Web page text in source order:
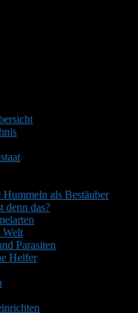
als Bestäuber
denn das?
Welt
Parasiten
Helfer